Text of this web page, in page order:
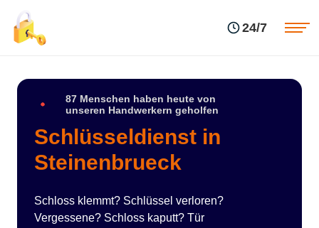
24/7
87 Menschen haben heute von
unseren Handwerkern geholfen
Schlüsseldienst in
Steinenbrueck
Schloss klemmt? Schlüssel verloren?
Vergessene? Schloss kaputt? Tür